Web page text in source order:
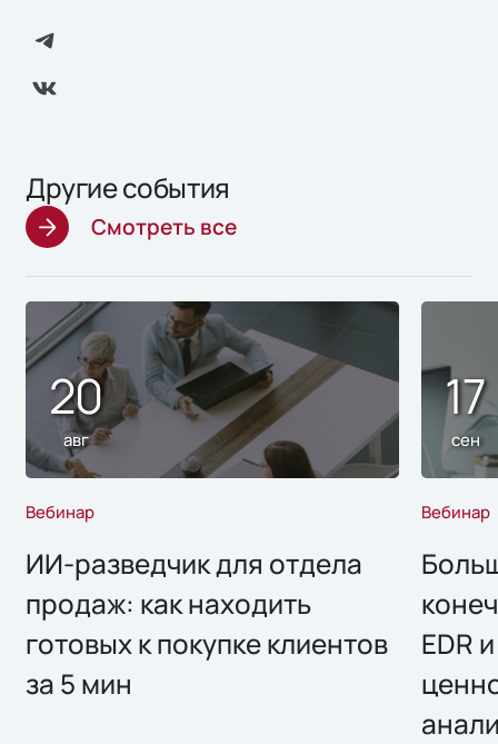
Другие события
Смотреть все
20
авг
Вебинар
ИИ-разведчик для отдела
продаж: как находить
готовых к покупке клиентов
за 5 мин
17
сен
Вебинар
EDR